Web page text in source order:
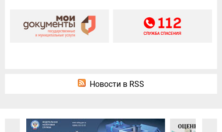
Новости в RSS